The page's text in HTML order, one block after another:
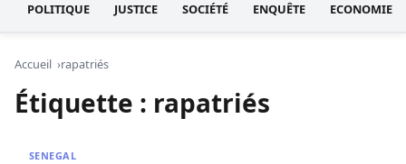
POLITIQUE JUSTICE SOCIÉTÉ ENQUÊTE ECONOMIE
Accueil rapatriés
Étiquette : rapatriés
SENEGAL